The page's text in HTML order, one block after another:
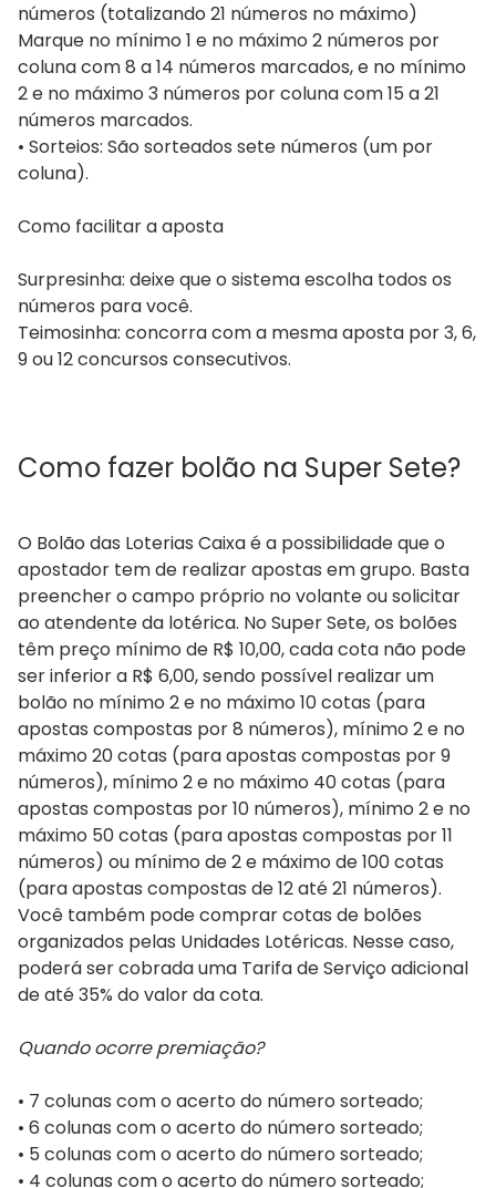
números (totalizando 21 números no máximo)
Marque no mínimo 1 e no máximo 2 números por
coluna com 8 a 14 números marcados, e no mínimo
2 e no máximo 3 números por coluna com 15 a 21
números marcados.
• Sorteios: São sorteados sete números (um por
coluna).
Como facilitar a aposta
Surpresinha: deixe que o sistema escolha todos os
números para você.
Teimosinha: concorra com a mesma aposta por 3, 6,
9 ou 12 concursos consecutivos.
Como fazer bolão na Super Sete?
O Bolão das Loterias Caixa é a possibilidade que o
apostador tem de realizar apostas em grupo. Basta
preencher o campo próprio no volante ou solicitar
ao atendente da lotérica. No Super Sete, os bolões
têm preço mínimo de R$ 10,00, cada cota não pode
ser inferior a R$ 6,00, sendo possível realizar um
bolão no mínimo 2 e no máximo 10 cotas (para
apostas compostas por 8 números), mínimo 2 e no
máximo 20 cotas (para apostas compostas por 9
números), mínimo 2 e no máximo 40 cotas (para
apostas compostas por 10 números), mínimo 2 e no
máximo 50 cotas (para apostas compostas por 11
números) ou mínimo de 2 e máximo de 100 cotas
(para apostas compostas de 12 até 21 números).
Você também pode comprar cotas de bolões
organizados pelas Unidades Lotéricas. Nesse caso,
poderá ser cobrada uma Tarifa de Serviço adicional
de até 35% do valor da cota.
Quando ocorre premiação?
• 7 colunas com o acerto do número sorteado;
• 6 colunas com o acerto do número sorteado;
• 5 colunas com o acerto do número sorteado;
• 4 colunas com o acerto do número sorteado;